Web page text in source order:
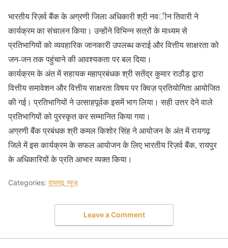
भारतीय रिज़र्व बैंक के अग्रणी जिला अधिकारी श्री नवीन तिवारी ने
कार्यक्रम का संचालन किया। उन्होंने विभिन्न सत्रों के माध्यम से
प्रतिभागियों को व्यवहारिक जानकारी उपलब्ध कराई और वित्तीय साक्षरता को
जन-जन तक पहुंचाने की आवश्यकता पर बल दिया।
कार्यक्रम के अंत में सहायक महाप्रबंधक श्री सतेंद्र कुमार राठौड़ द्वारा
वित्तीय समावेशन और वित्तीय साक्षरता विषय पर क्विज़ प्रतियोगिता आयोजित
की गई। प्रतिभागियों ने उत्साहपूर्वक इसमें भाग लिया। सही उत्तर देने वाले
प्रतिभागियों को पुरस्कृत कर सम्मानित किया गया।
अग्रणी बैंक प्रबंधक श्री कमल किशोर सिंह ने आयोजन के अंत में रायगढ़
जिले में इस कार्यक्रम के सफल आयोजन के लिए भारतीय रिज़र्व बैंक, रायपुर
के अधिकारियों के प्रति आभार व्यक्त किया।
Categories: रायगढ़ न्यूज़
Leave a Comment